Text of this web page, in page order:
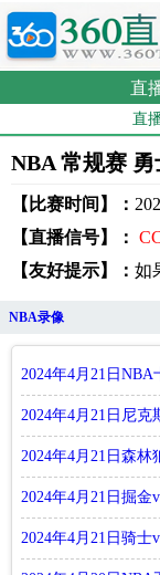
直
直
NBA 常规赛
【比赛时间】：
【直播信号】：
【友好提示】： 如
NBA录像
2024年4月21日
2024年4月21日尼克
2024年4月21日森林
2024年4月21日掘金
2024年4月21日骑士